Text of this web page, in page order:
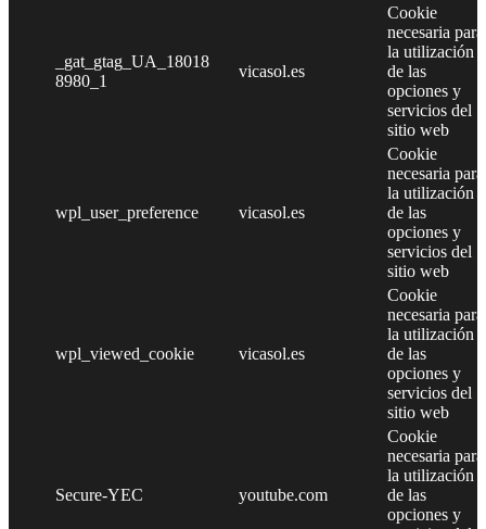
_gat_gtag_UA_18018
8980_1
vicasol.es
Cookie
necesaria para
la utilización
de las
opciones y
servicios del
sitio web
wpl_user_preference vicasol.es
Cookie
necesaria para
la utilización
de las
opciones y
servicios del
sitio web
wpl_viewed_cookie vicasol.es
Cookie
necesaria para
la utilización
de las
opciones y
servicios del
sitio web
Secure-YEC youtube.com
Cookie
necesaria para
la utilización
de las
opciones y